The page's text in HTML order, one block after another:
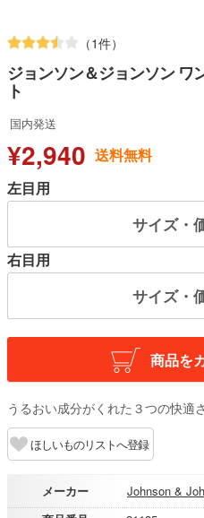
（1件）
ジョンソン＆ジョンソン ワ
ト
国内発送
¥2,940 送料無料
左目用
サイズ・
右目用
サイズ・
商品を
うるおい成分がくれた３つの快適さ
ほしいものリストへ登録
メーカー
Johnson &